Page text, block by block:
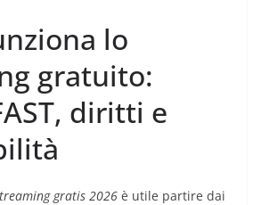
lo
gratuito:
diritti e
gratis 2026 è utile partire dai